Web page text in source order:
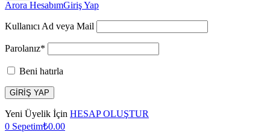
Arora HesabımGiriş Yap
Kullanıcı Ad veya Mail
Parolanız*
Beni hatırla
Yeni Üyelik İçin HESAP OLUŞTUR
0 Sepetim₺0.00